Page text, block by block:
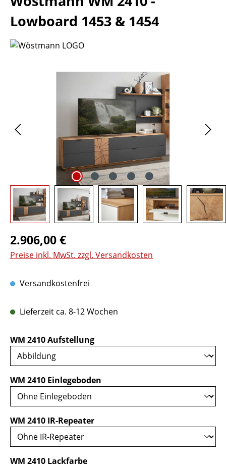
Lowboard 1453 & 1454
Regulärer Preis:
2.906,00 €
Preise inkl. MwSt. zzgl. Versandkosten
Versandkostenfrei
Lieferzeit ca. 8-12 Wochen
WM 2410 Aufstellungauswählen
WM 2410 Einlegeboden
WM 2410 IR-Repeaterauswählen
WM 2410 Lackfarbeauswählen